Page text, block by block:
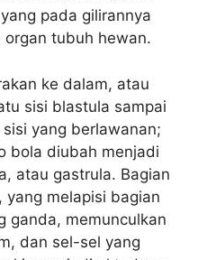
pada gilirannya
tubuh hewan.
ke dalam, atau
sisi blastula sampai
yang berlawanan;
bola diubah menjadi
atau gastrula. Bagian
melapisi bagian
ganda, memunculkan
dan sel-sel yang